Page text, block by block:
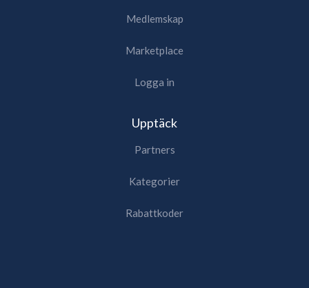
Medlemskap
Marketplace
Logga in
Upptäck
Partners
Kategorier
Rabattkoder